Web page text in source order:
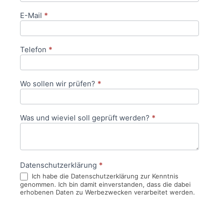
E-Mail *
Telefon *
Wo sollen wir prüfen? *
Was und wieviel soll geprüft werden? *
Datenschutzerklärung *
Ich habe die Datenschutzerklärung zur Kenntnis
genommen. Ich bin damit einverstanden, dass die dabei
erhobenen Daten zu Werbezwecken verarbeitet werden.